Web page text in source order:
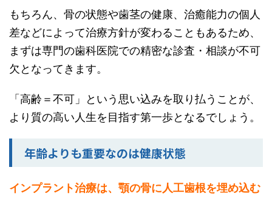
もちろん、骨の状態や歯茎の健康、治癒能力の個人
差などによって治療方針が変わることもあるため、
まずは専門の歯科医院での精密な診査・相談が不可
欠となってきます。
「高齢＝不可」という思い込みを取り払うことが、
より質の高い人生を目指す第一歩となるでしょう。
年齢よりも重要なのは健康状態
インプラント治療は、顎の骨に人工歯根を埋め込む